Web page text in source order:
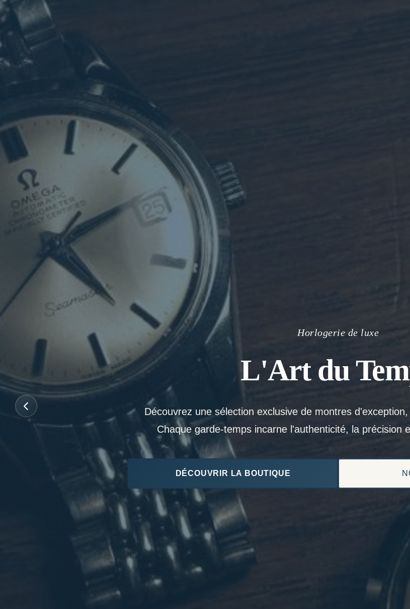
Horlogerie de luxe
L'Art du
Découvrez une sélection exclusive de montres
Chaque garde-temps incarne l'authenticité, la précision
DÉCOUVRIR LA BOUTIQUE